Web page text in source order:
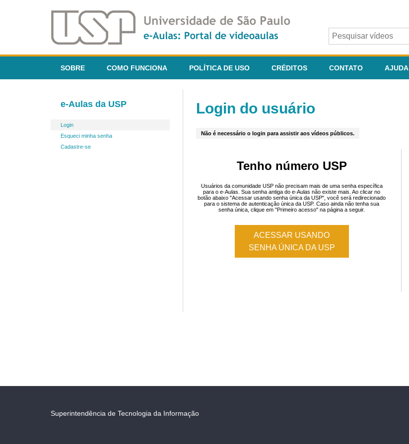
SOBRE COMO FUNCIONA POLÍTICA DE USO CRÉDITOS CONTATO AJUDA
e-Aulas da USP
Login
Esqueci minha senha
Cadastre-se
Login do usuário
Não é necessário o login para assistir aos vídeos públicos.
Tenho número USP
Usuários da comunidade USP não precisam mais de uma senha específica
para o e-Aulas. Sua senha antiga do e-Aulas não existe mais. Ao clicar no
botão abaixo "Acessar usando senha única da USP", você será redirecionado
para o sistema de autenticação única da USP. Caso ainda não tenha sua
senha única, clique em "Primeiro acesso" na página a seguir.
ACESSAR USANDO
SENHA ÚNICA DA USP
Superintendência de Tecnologia da Informação